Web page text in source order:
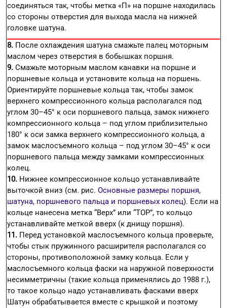
соединяться так, чтобы метка «П» на поршне находилась
со стороны отверстия для выхода масла на нижней
головке шатуна.
8. После охлаждения шатуна смажьте палец моторным
маслом через отверстия в бобышках поршня.
9. Смажьте моторным маслом канавки на поршне и
поршневые кольца и установите кольца на поршень.
Ориентируйте поршневые кольца так, чтобы замок
верхнего компрессионного кольца располагался под
углом 30–45° к оси поршневого пальца, замок нижнего
компрессионного кольца – под углом приблизительно
180° к оси замка верхнего компрессионного кольца, а
замок маслосъемного кольца – под углом 30–45° к оси
поршневого пальца между замками компрессионных
колец.
10. Нижнее компрессионное кольцо устанавливайте
выточкой вниз (см. рис. Основные размеры поршня,
шатуна, поршневого пальца и поршневых колец). Если на
кольце нанесена метка “Верх” или “ТОР”, то кольцо
устанавливайте меткой вверх (к днищу поршня).
11. Перед установкой маслосъемного кольца проверьте,
чтобы стык пружинного расширителя располагался со
стороны, противоположной замку кольца. Если у
маслосъемного кольца фаски на наружной поверхности
несимметричны (такие кольца применялись до 1988 г.),
то такое кольцо надо устанавливать фасками вверх
Шатун обрабатывается вместе с крышкой и поэтому